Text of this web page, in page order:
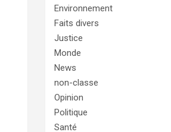
Environnement
Faits divers
Justice
Monde
News
non-classe
Opinion
Politique
Santé